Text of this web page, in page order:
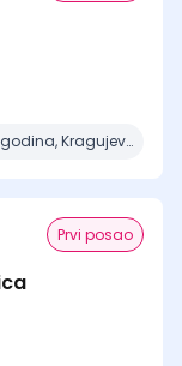
Beograd, Čačak, Jagodina, Kragujevac, Kruševac + 15 mesta
Prvi posao